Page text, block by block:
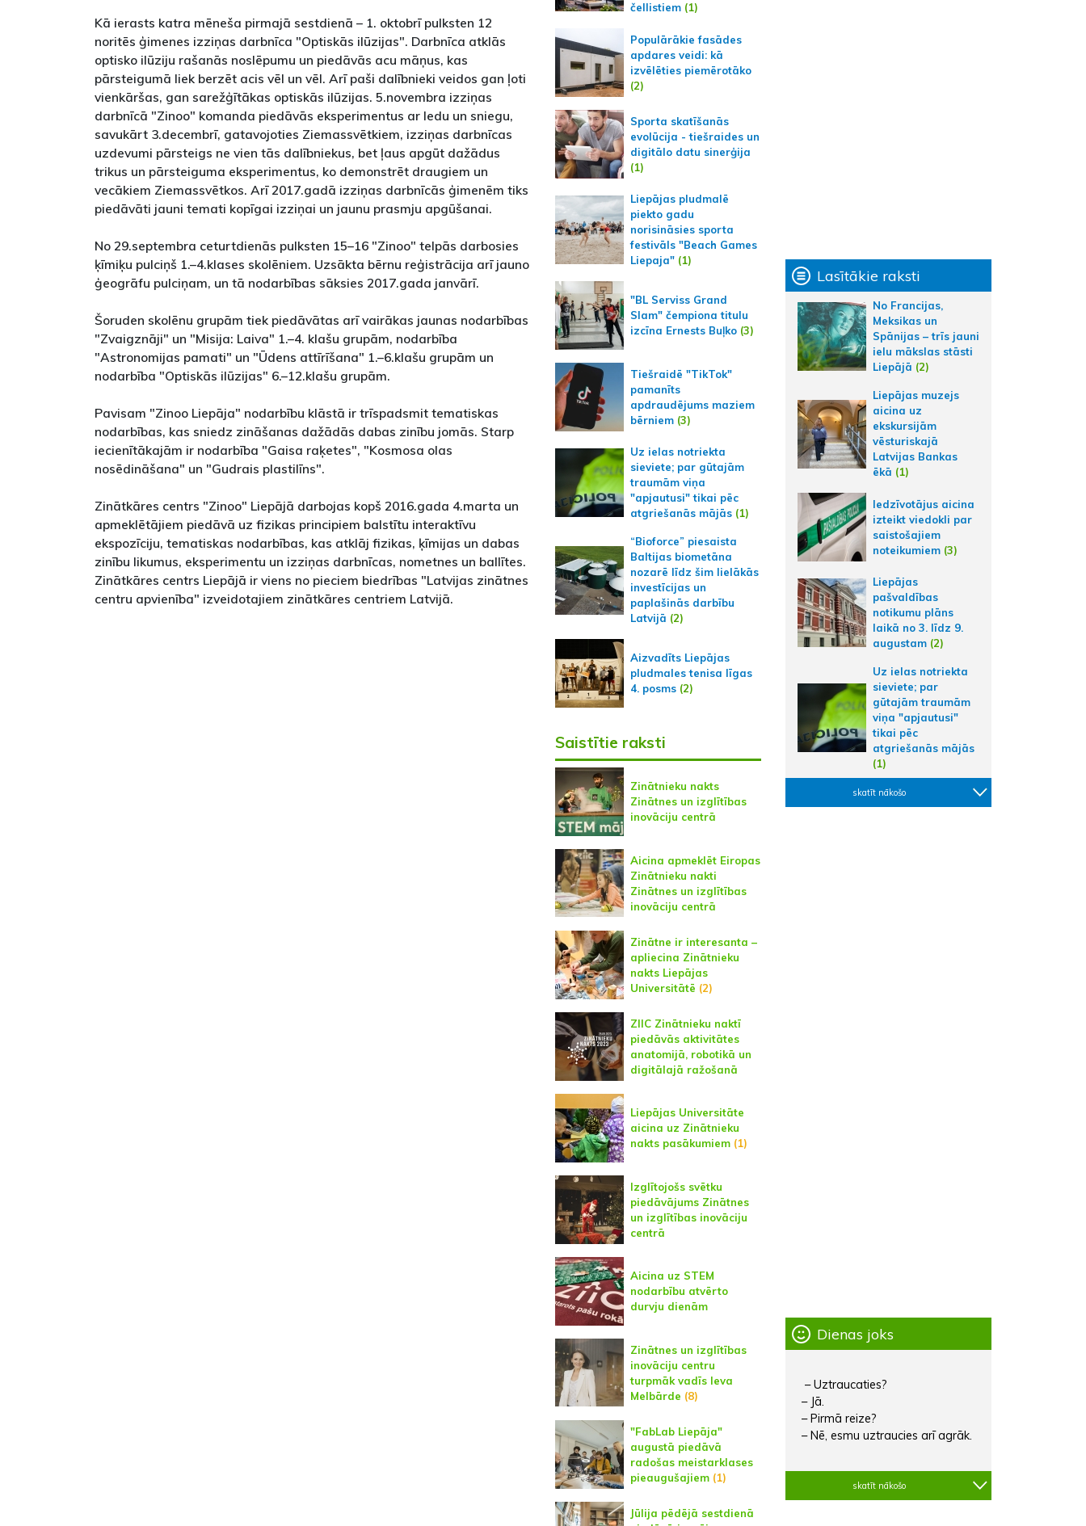
Kā ierasts katra mēneša pirmajā sestdienā – 1. oktobrī pulksten 12
noritēs ģimenes izziņas darbnīca "Optiskās ilūzijas". Darbnīca atklās
optisko ilūziju rašanās noslēpumu un piedāvās acu māņus, kas
pārsteigumā liek berzēt acis vēl un vēl. Arī paši dalībnieki veidos gan ļoti
vienkāršas, gan sarežģītākas optiskās ilūzijas. 5.novembra izziņas
darbnīcā "Zinoo" komanda piedāvās eksperimentus ar ledu un sniegu,
savukārt 3.decembrī, gatavojoties Ziemassvētkiem, izziņas darbnīcas
uzdevumi pārsteigs ne vien tās dalībniekus, bet ļaus apgūt dažādus
trikus un pārsteiguma eksperimentus, ko demonstrēt draugiem un
vecākiem Ziemassvētkos. Arī 2017.gadā izziņas darbnīcās ģimenēm tiks
piedāvāti jauni temati kopīgai izziņai un jaunu prasmju apgūšanai.
No 29.septembra ceturtdienās pulksten 15–16 "Zinoo" telpās darbosies
ķīmiķu pulciņš 1.–4.klases skolēniem. Uzsākta bērnu reģistrācija arī jauno
ģeogrāfu pulciņam, un tā nodarbības sāksies 2017.gada janvārī.
Šoruden skolēnu grupām tiek piedāvātas arī vairākas jaunas nodarbības
"Zvaigznāji" un "Misija: Laiva" 1.–4. klašu grupām, nodarbība
"Astronomijas pamati" un "Ūdens attīrīšana" 1.–6.klašu grupām un
nodarbība "Optiskās ilūzijas" 6.–12.klašu grupām.
Pavisam "Zinoo Liepāja" nodarbību klāstā ir trīspadsmit tematiskas
nodarbības, kas sniedz zināšanas dažādās dabas zinību jomās. Starp
iecienītākajām ir nodarbība "Gaisa raķetes", "Kosmosa olas
nosēdināšana" un "Gudrais plastilīns".
Zinātkāres centrs "Zinoo" Liepājā darbojas kopš 2016.gada 4.marta un
apmeklētājiem piedāvā uz fizikas principiem balstītu interaktīvu
ekspozīciju, tematiskas nodarbības, kas atklāj fizikas, ķīmijas un dabas
zinību likumus, eksperimentu un izziņas darbnīcas, nometnes un ballītes.
Zinātkāres centrs Liepājā ir viens no pieciem biedrības "Latvijas zinātnes
centru apvienība" izveidotajiem zinātkāres centriem Latvijā.
čellistiem(1)
Populārākie fasādes
apdares veidi: kā
izvēlēties piemērotāko
(2)
Sporta skatīšanās
evolūcija - tiešraides un
digitālo datu sinerģija
(1)
Liepājas pludmalē
piekto gadu
norisināsies sporta
festivāls "Beach Games
Liepaja"(1)
"BL Serviss Grand
Slam" čempiona titulu
izcīna Ernests Buļko(3)
Tiešraidē "TikTok"
pamanīts
apdraudējums maziem
bērniem(3)
Uz ielas notriekta
sieviete; par gūtajām
traumām viņa
"apjautusi" tikai pēc
atgriešanās mājās(1)
“Bioforce” piesaista
Baltijas biometāna
nozarē līdz šim lielākās
investīcijas un
paplašinās darbību
Latvijā (2)
Aizvadīts Liepājas
pludmales tenisa līgas
4. posms(2)
Saistītie raksti
Zinātnieku nakts
Zinātnes un izglītības
inovāciju centrā
Aicina apmeklēt Eiropas
Zinātnieku nakti
Zinātnes un izglītības
inovāciju centrā
Zinātne ir interesanta –
apliecina Zinātnieku
nakts Liepājas
Universitātē (2)
ZIIC Zinātnieku naktī
piedāvās aktivitātes
anatomijā, robotikā un
digitālajā ražošanā
Liepājas Universitāte
aicina uz Zinātnieku
nakts pasākumiem(1)
Izglītojošs svētku
piedāvājums Zinātnes
un izglītības inovāciju
centrā
Aicina uz STEM
nodarbību atvērto
durvju dienām
Zinātnes un izglītības
inovāciju centru
turpmāk vadīs Ieva
Melbārde (8)
"FabLab Liepāja"
augustā piedāvā
radošas meistarklases
pieaugušajiem (1)
Jūlija pēdējā sestdienā
Lasītākie raksti
No Francijas,
Meksikas un
Spānijas – trīs jauni
ielu mākslas stāsti
Liepājā (2)
Liepājas muzejs
aicina uz
ekskursijām
vēsturiskajā
Latvijas Bankas
ēkā (1)
Iedzīvotājus aicina
izteikt viedokli par
saistošajiem
noteikumiem (3)
Liepājas
pašvaldības
notikumu plāns
laikā no 3. līdz 9.
augustam (2)
Uz ielas notriekta
sieviete; par
gūtajām traumām
viņa "apjautusi"
tikai pēc
atgriešanās mājās
(1)
skatīt nākošo
Dienas joks
– Uztraucaties?
– Jā.
– Pirmā reize?
– Nē, esmu uztraucies arī agrāk.
skatīt nākošo